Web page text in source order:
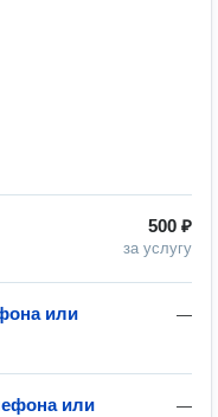
500 ₽
за услугу
—
или
—
или